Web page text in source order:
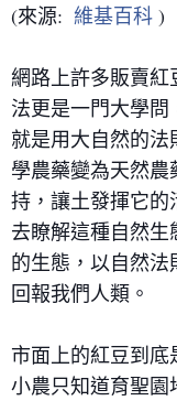
(來源: 維基百科 )
網路上許多販賣
法更是一門大學
就是用大自然的
學農藥變為天然
持，讓土發揮它
去瞭解這種自然
的生態，以自然
回報我們人類。
市面上的紅豆到
小農只知道育聖